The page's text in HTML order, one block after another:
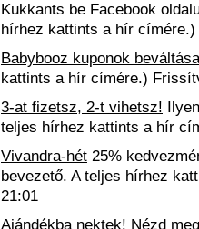
Kukkants be Facebook
hírhez kattints a hír címére.)
Babybooz kuponok beváltása
kattints a hír címére.)
3-at fizetsz, 2-t vihetsz!
teljes hírhez kattints a hír
Vivandra-hét 25%
bevezető. A teljes hírhez
21:01
Ajándékba nektek! Nézd